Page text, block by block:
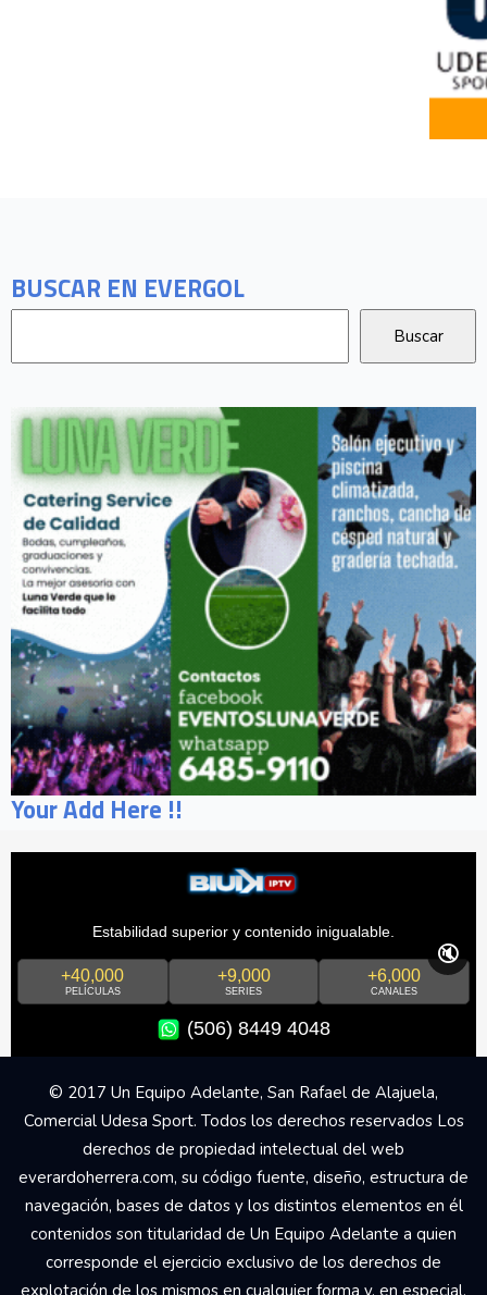
BUSCAR EN EVERGOL
Your Add Here !!
Estabilidad superior y contenido inigualable.
+40,000
PELÍCULAS
+9,000
SERIES
+6,000
CANALES
(506) 8449 4048
🔇
© 2017 Un Equipo Adelante, San Rafael de Alajuela,
Comercial Udesa Sport. Todos los derechos reservados Los
derechos de propiedad intelectual del web
everardoherrera.com, su código fuente, diseño, estructura de
navegación, bases de datos y los distintos elementos en él
contenidos son titularidad de Un Equipo Adelante a quien
corresponde el ejercicio exclusivo de los derechos de